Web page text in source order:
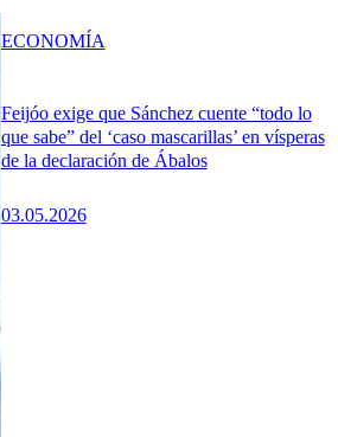
Feijóo exige que Sánchez cuente “todo lo
que sabe” del ‘caso mascarillas’ en vísperas
de la declaración de Ábalos
03.05.2026
ECONOMÍA